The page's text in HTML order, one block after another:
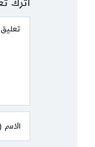
اترك
Comment